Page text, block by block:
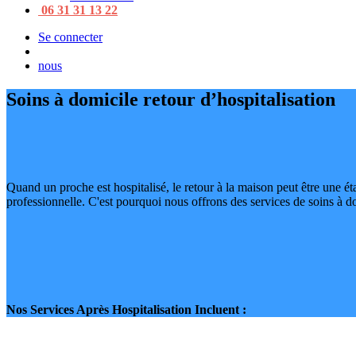
06 31 31 13 22
Se connecter
nous
Soins à domicile retour d’hospitalisation
Quand un proche est hospitalisé, le retour à la maison peut être une
professionnelle. C'est pourquoi nous offrons des services de soins à
Nos Services Après Hospitalisation Incluent :